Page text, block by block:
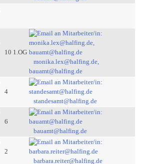
10 1.OG
monika.lex@halfing.de,
bauamt@halfing.de
4
standesamt@halfing.de
6
bauamt@halfing.de
2
barbara.reiter@halfing.de